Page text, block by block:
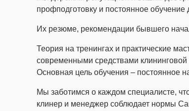
профподготовку и постоянное
Их резюме, рекомендации бывшего
Теория на тренингах и практические
современными средствами
Основная цель обучения – постоянное
Мы заботимся о каждом специалисте,
клинер и менеджер соблюдает нормы